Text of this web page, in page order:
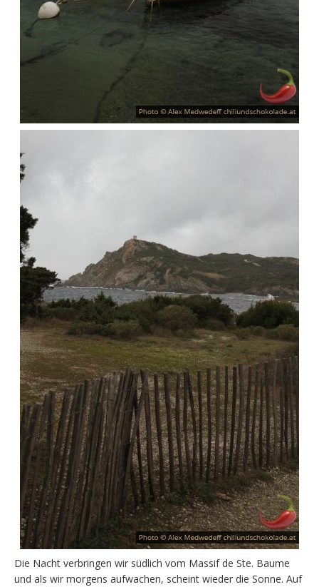
Die Nacht verbringen wir südlich vom Massif de Ste. Baume
und als wir morgens aufwachen, scheint wieder die Sonne. Auf